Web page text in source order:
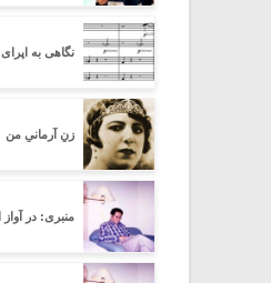
نگاهی به
زنِ آرمانیِ من
منبری: در